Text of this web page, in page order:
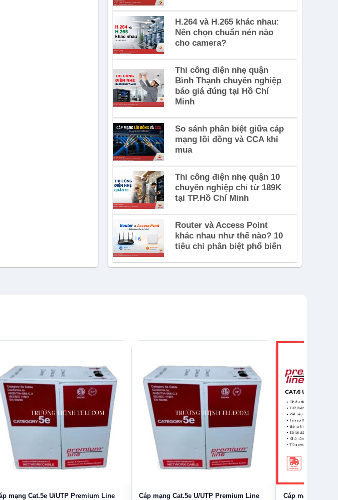
H.264 và H.265 khác nhau:
Nên chọn chuẩn nén nào
cho camera?
Thi công điện nhẹ quận
Bình Thạnh chuyên nghiệp
báo giá đúng tại Hồ Chí
Minh
So sánh phân biệt giữa cáp
mạng lõi đồng và CCA khi
mua
Thi công điện nhẹ quận 10
chuyên nghiệp chỉ từ 189K
tại TP.Hồ Chí Minh
Router và Access Point
khác nhau như thế nào? 10
tiêu chi phân biệt phổ biến
mạng Cat.5e U/UTP Premium Line
Cáp mạng Cat.5e U/UTP Premium Line
Cáp mạng Cat.6